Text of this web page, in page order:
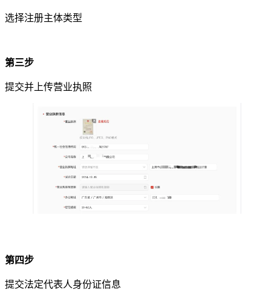
选择注册主体类型
第三步
提交并上传营业执照
第四步
提交法定代表人身份证信息